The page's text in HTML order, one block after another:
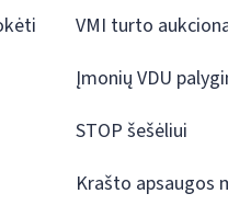
VMI turto
Įmonių VDU
STOP šešėliui
Krašto apsaugos